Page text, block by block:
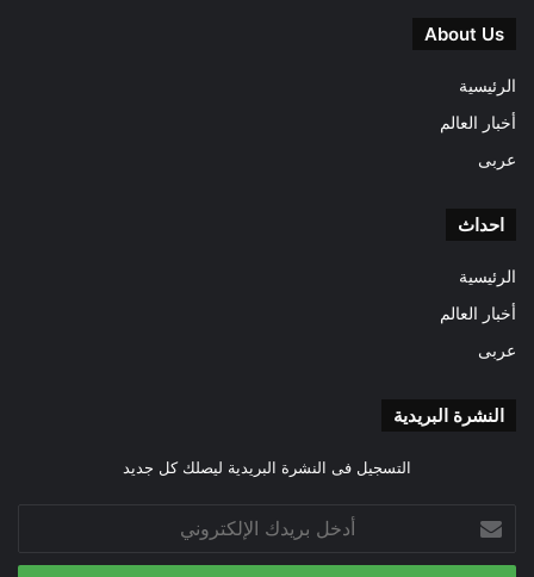
About Us
الرئيسية
أخبار العالم
عربى
احداث
الرئيسية
أخبار العالم
عربى
النشرة البريدية
التسجيل فى النشرة البريدية ليصلك كل جديد
بريدك
الإلكتروني